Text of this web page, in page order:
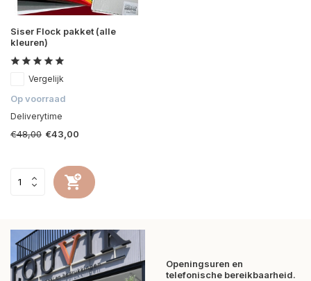
Siser Flock pakket (alle
kleuren)
Vergelijk
Op voorraad
Deliverytime
€48,00 €43,00
Openingsuren en
telefonische bereikbaarheid.